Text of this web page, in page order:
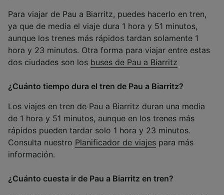
Para viajar de Pau a Biarritz, puedes hacerlo en tren,
ya que de media el viaje dura 1 hora y 51 minutos,
aunque los trenes más rápidos tardan solamente 1
hora y 23 minutos. Otra forma para viajar entre estas
dos ciudades son los buses de Pau a Biarritz
¿Cuánto tiempo dura el tren de Pau a Biarritz?
Los viajes en tren de Pau a Biarritz duran una media
de 1 hora y 51 minutos, aunque en los trenes más
rápidos pueden tardar solo 1 hora y 23 minutos.
Consulta nuestro Planificador de viajes para más
información.
¿Cuánto cuesta ir de Pau a Biarritz en tren?